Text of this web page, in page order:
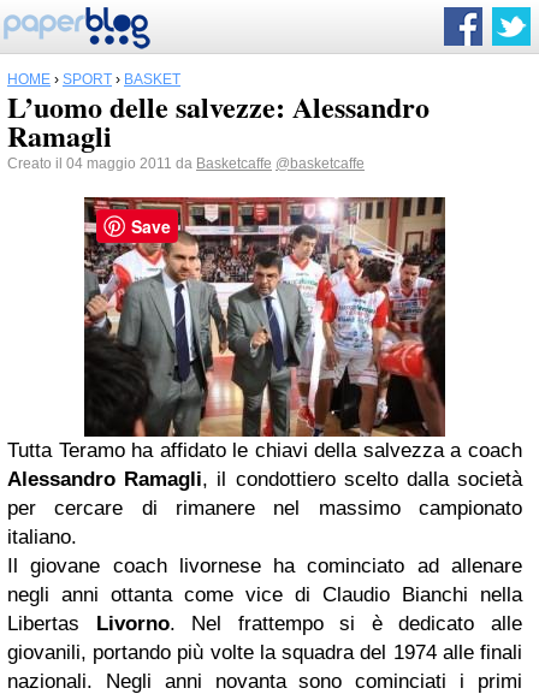
HOME › SPORT › BASKET
L’uomo delle salvezze: Alessandro
Ramagli
Creato il 04 maggio 2011 da Basketcaffe @basketcaffe
Tutta Teramo ha affidato le chiavi della salvezza a coach
Alessandro Ramagli, il condottiero scelto dalla società
per cercare di rimanere nel massimo campionato
italiano.
Il giovane coach livornese ha cominciato ad allenare
negli anni ottanta come vice di Claudio Bianchi nella
Libertas Livorno. Nel frattempo si è dedicato alle
giovanili, portando più volte la squadra del 1974 alle finali
nazionali. Negli anni novanta sono cominciati i primi
Save